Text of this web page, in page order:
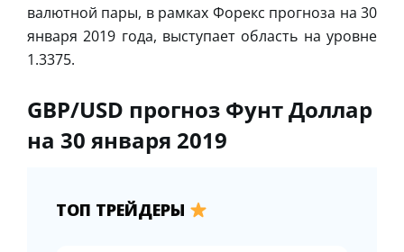
валютной пары, в рамках Форекс прогноза на 30
января 2019 года, выступает область на уровне
1.3375.
GBP/USD прогноз Фунт Доллар
на 30 января 2019
ТОП ТРЕЙДЕРЫ